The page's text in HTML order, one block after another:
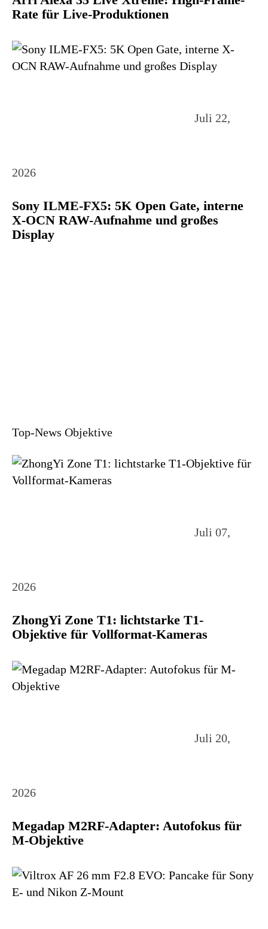
Rate für Live-Produktionen
Juli 22,
2026
Sony ILME-FX5: 5K Open Gate, interne
X-OCN RAW-Aufnahme und großes
Display
Top-News Objektive
Juli 07,
2026
ZhongYi Zone T1: lichtstarke T1-
Objektive für Vollformat-Kameras
Juli 20,
2026
Megadap M2RF-Adapter: Autofokus für
M-Objektive